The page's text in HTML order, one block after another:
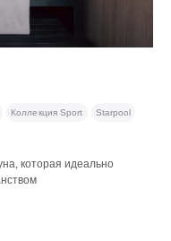
которая идеально
Коллекция Sport Starpool